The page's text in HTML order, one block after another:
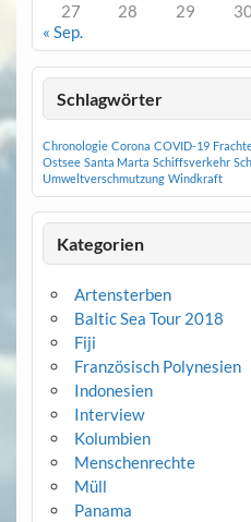
27
28 29
« Sep.
Schlagwörter
Chronologie Corona COVID-19
Ostsee Santa Marta Schiffsverkehr
Umweltverschmutzung Windkraft
Kategorien
Artensterben
Baltic Sea Tour 2018
Fiji
Französisch Polynesien
Indonesien
Interview
Kolumbien
Menschenrechte
Müll
Panama